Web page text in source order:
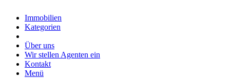
Immobilien
Kategorien
Über uns
Wir stellen Agenten ein
Kontakt
Menü